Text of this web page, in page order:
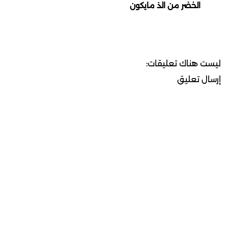
الخضر من الذ مايكون
ليست هناك تعليقات:
إرسال تعليق